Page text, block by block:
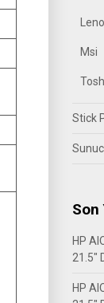
Msi
Stick
Son
HP
21.5″
HP